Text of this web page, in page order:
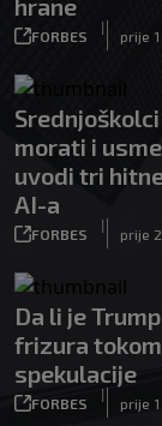
hrane
FORBES
|
prije 1
morati i
uvodi tri
AI-a
FORBES
|
prije
Da li je
frizura
spekulacije
FORBES
|
prije 1